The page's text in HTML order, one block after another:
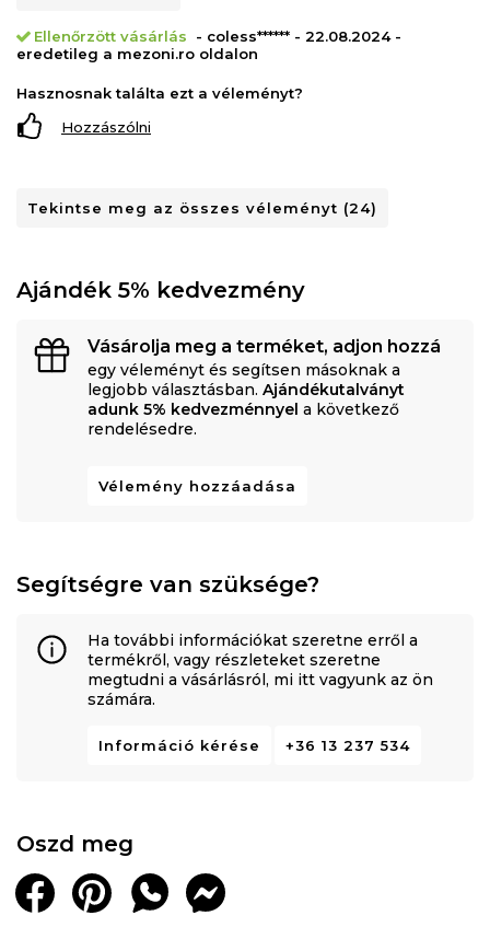
Ellenőrzött vásárlás
- coless****** - 22.08.2024 -
eredetileg a mezoni.ro oldalon
Hasznosnak találta ezt a véleményt?
Hozzászólni
Tekintse meg az összes véleményt (24)
Ajándék 5% kedvezmény
Vásárolja meg a terméket, adjon hozzá
egy véleményt és segítsen másoknak a
legjobb választásban. Ajándékutalványt
adunk 5% kedvezménnyel a következő
rendelésedre.
Vélemény hozzáadása
Segítségre van szüksége?
Ha további információkat szeretne erről a
termékről, vagy részleteket szeretne
megtudni a vásárlásról, mi itt vagyunk az ön
számára.
Információ kérése +36 13 237 534
Oszd meg